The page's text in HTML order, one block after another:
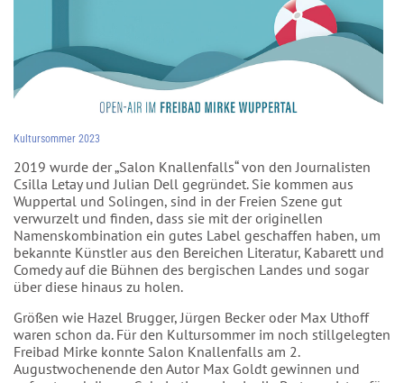
Kultursommer 2023
2019 wurde der „Salon Knallenfalls“ von den Journalisten
Csilla Letay und Julian Dell gegründet. Sie kommen aus
Wuppertal und Solingen, sind in der Freien Szene gut
verwurzelt und finden, dass sie mit der originellen
Namenskombination ein gutes Label geschaffen haben, um
bekannte Künstler aus den Bereichen Literatur, Kabarett und
Comedy auf die Bühnen des bergischen Landes und sogar
über diese hinaus zu holen.
Größen wie Hazel Brugger, Jürgen Becker oder Max Uthoff
waren schon da. Für den Kultursommer im noch stillgelegten
Freibad Mirke konnte Salon Knallenfalls am 2.
Augustwochenende den Autor Max Goldt gewinnen und